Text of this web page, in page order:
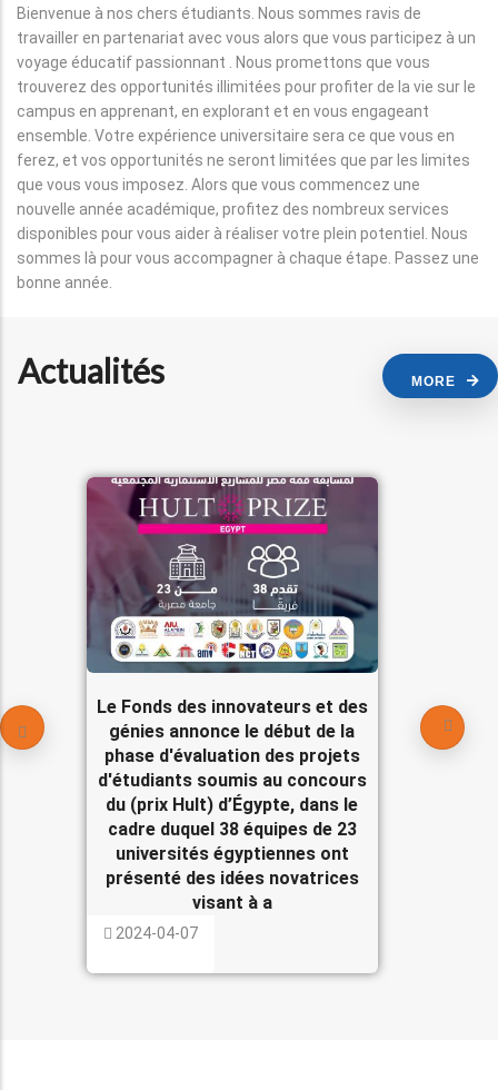
Bienvenue à nos chers étudiants. Nous sommes ravis de
travailler en partenariat avec vous alors que vous participez à un
voyage éducatif passionnant . Nous promettons que vous
trouverez des opportunités illimitées pour profiter de la vie sur le
campus en apprenant, en explorant et en vous engageant
ensemble. Votre expérience universitaire sera ce que vous en
ferez, et vos opportunités ne seront limitées que par les limites
que vous vous imposez. Alors que vous commencez une
nouvelle année académique, profitez des nombreux services
disponibles pour vous aider à réaliser votre plein potentiel. Nous
sommes là pour vous accompagner à chaque étape. Passez une
bonne année.
Actualités MORE
Le Fonds des innovateurs et des
génies annonce le début de la
phase d'évaluation des projets
d'étudiants soumis au concours
du (prix Hult) d’Égypte, dans le
cadre duquel 38 équipes de 23
universités égyptiennes ont
présenté des idées novatrices
visant à a
2024-04-07